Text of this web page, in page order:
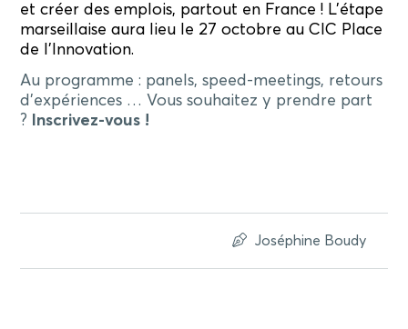
et créer des emplois, partout en France ! L’étape
marseillaise aura lieu le 27 octobre au CIC Place
de l’Innovation.
Au programme : panels, speed-meetings, retours
d’expériences … Vous souhaitez y prendre part
?
Inscrivez-vous !
Joséphine Boudy